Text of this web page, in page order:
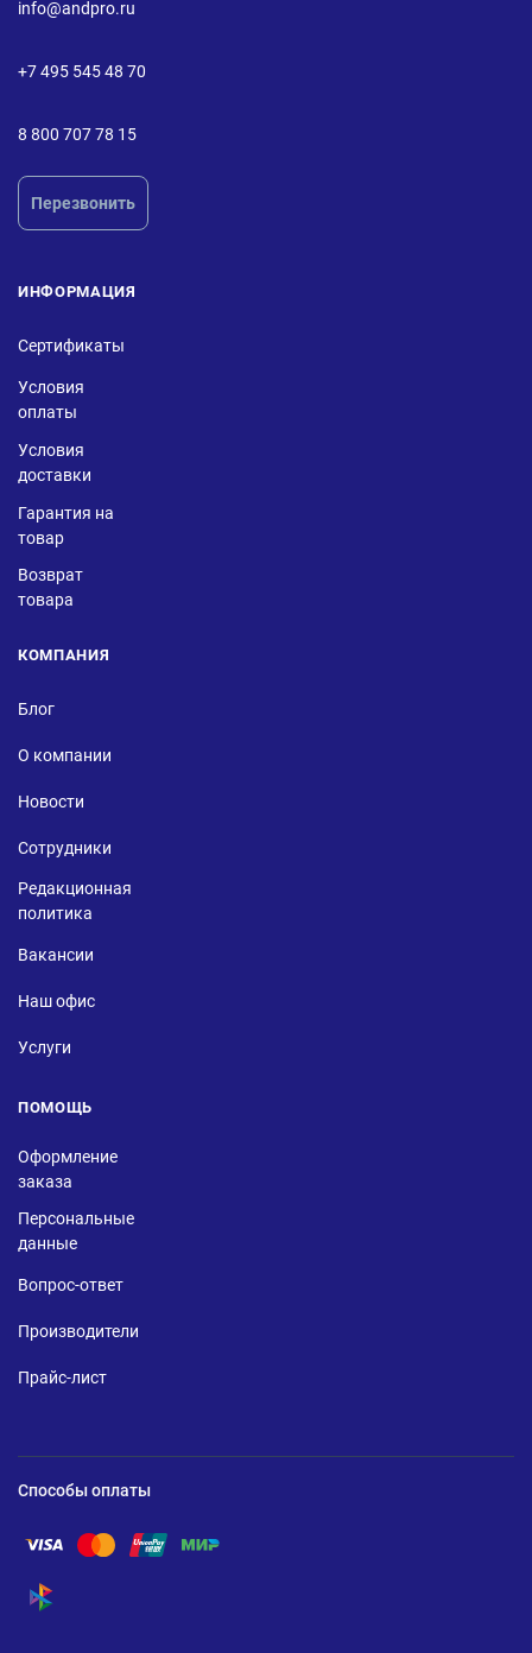
info@andpro.ru
+7 495 545 48 70
8 800 707 78 15
Перезвонить
ИНФОРМАЦИЯ
Сертификаты
Условия
оплаты
Условия
доставки
Гарантия на
товар
Возврат
товара
КОМПАНИЯ
Блог
О компании
Новости
Сотрудники
Редакционная
политика
Вакансии
Наш офис
Услуги
ПОМОЩЬ
Оформление
заказа
Персональные
данные
Вопрос-ответ
Производители
Прайс-лист
Способы оплаты
Помощь по оплате Visa
Помощь по оплате Mastercard
Помощь по оплате UnionPay
Помощь по оплате Мир
Помощь по оплате СБП